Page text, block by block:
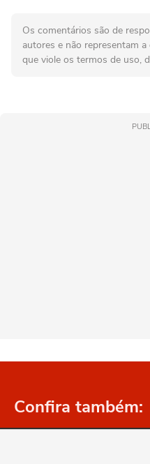
Os comentários são de
autores e não representam
que viole os termos de uso,
Confira também: